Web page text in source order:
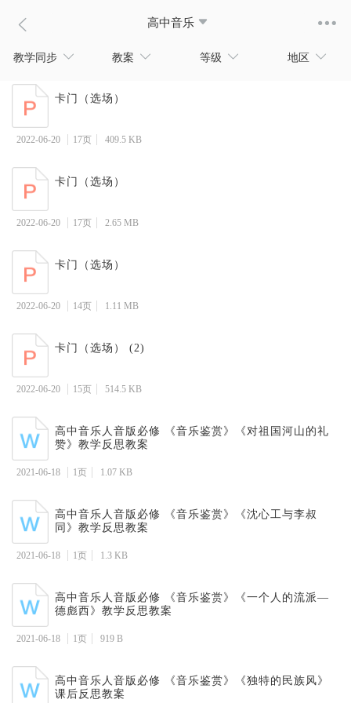
高中音乐
教学同步 教案 等级 地区
卡门（选场）
2022-06-20 17页 409.5 KB
卡门（选场）
2022-06-20 17页 2.65 MB
卡门（选场）
2022-06-20 14页 1.11 MB
卡门（选场） (2)
2022-06-20 15页 514.5 KB
高中音乐人音版必修 《音乐鉴赏》《对祖国河山的礼
赞》教学反思教案
2021-06-18 1页 1.07 KB
高中音乐人音版必修 《音乐鉴赏》《沈心工与李叔
同》教学反思教案
2021-06-18 1页 1.3 KB
高中音乐人音版必修 《音乐鉴赏》《一个人的流派—
德彪西》教学反思教案
2021-06-18 1页 919 B
高中音乐人音版必修 《音乐鉴赏》《独特的民族风》
课后反思教案